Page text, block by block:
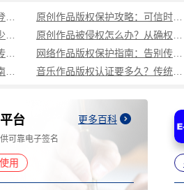
证平台 更多百科
不可否认的电子证据
用